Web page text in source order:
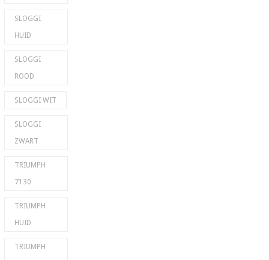
SLOGGI
HUID
SLOGGI
ROOD
SLOGGI WIT
SLOGGI
ZWART
TRIUMPH
7130
TRIUMPH
HUID
TRIUMPH